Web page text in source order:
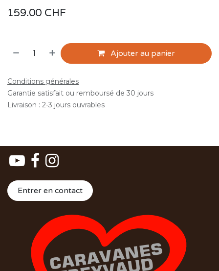
159.00 CHF
Ajouter au panier
Conditions générales
Garantie satisfait ou remboursé de 30 jours
Livraison : 2-3 jours ouvrables
Entrer en contact